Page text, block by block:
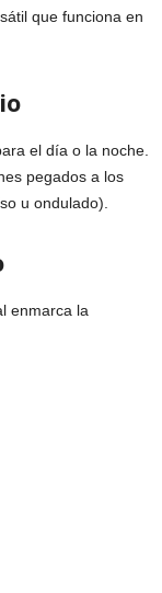
que funciona en
el día o la noche.
pegados a los
u ondulado).
enmarca la